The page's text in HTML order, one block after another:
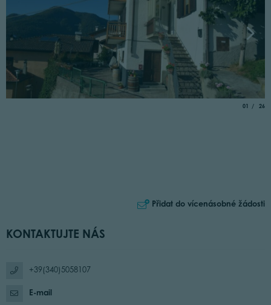
01 of
26
Přidat do vícenásobné žádosti
KONTAKTUJTE NÁS
+39(340)5058107
E-mail